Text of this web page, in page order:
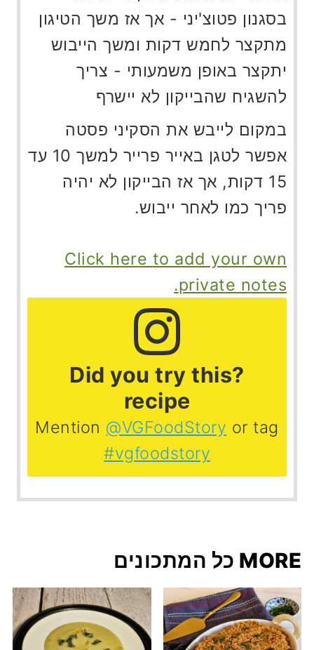
בסגנון פטוצ'יני - אך אז משך הטיגון
מתקצר לחמש דקות ומשך הייבוש
יתקצר באופן משמעותי - צריך
להשגיח שהבייקון לא יישרף
במקום לייבש את הסקיני פסטה
אפשר לטגן באייר פרייר למשך 10 עד
15 דקות, אך אז הבייקון לא יהיה
פריך כמו לאחר ייבוש.
Click here to add your own
private notes.
?Did you try this
recipe
Mention @VGFoodStory or tag
#vgfoodstory
MORE כל המתכונים